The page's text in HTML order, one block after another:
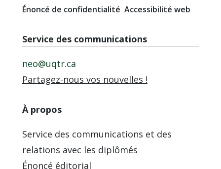
Énoncé de confidentialité Accessibilité web
Service des communications
neo@uqtr.ca
Partagez-nous vos nouvelles !
À propos
Service des communications et des
relations avec les diplômés
Énoncé éditorial